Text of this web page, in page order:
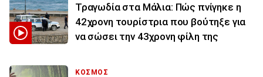
Τραγωδία στα Μάλια: Πώς πνίγηκε η
42χρονη τουρίστρια που βούτηξε για
να σώσει την 43χρονη φίλη της
ΚΟΣΜΟΣ